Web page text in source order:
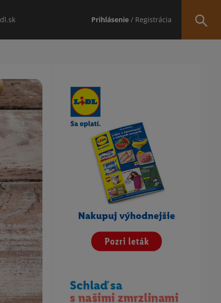
Prihlásenie / Registrácia
Obsah bočného panela